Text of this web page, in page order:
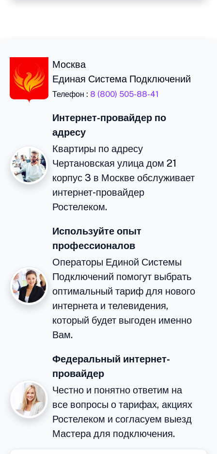
Москва
Единая Система Подключений
Телефон : 8 (800) 505-88-41
Интернет-провайдер по
адресу
Квартиры по адресу
Чертановская улица дом 21
корпус 3 в Москве обслуживает
интернет-провайдер
Ростелеком.
Используйте опыт
профессионалов
Операторы Единой Системы
Подключений помогут выбрать
оптимальный тариф для нового
интернета и телевидения,
который будет выгоден именно
Вам.
Федеральный интернет-
провайдер
Честно и понятно ответим на
все вопросы о тарифах, акциях
Ростелеком и согласуем выезд
Мастера для подключения.